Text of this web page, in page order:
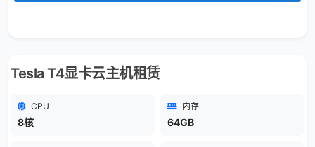
Tesla T4显卡云主机租赁
CPU
8核
内存
64GB